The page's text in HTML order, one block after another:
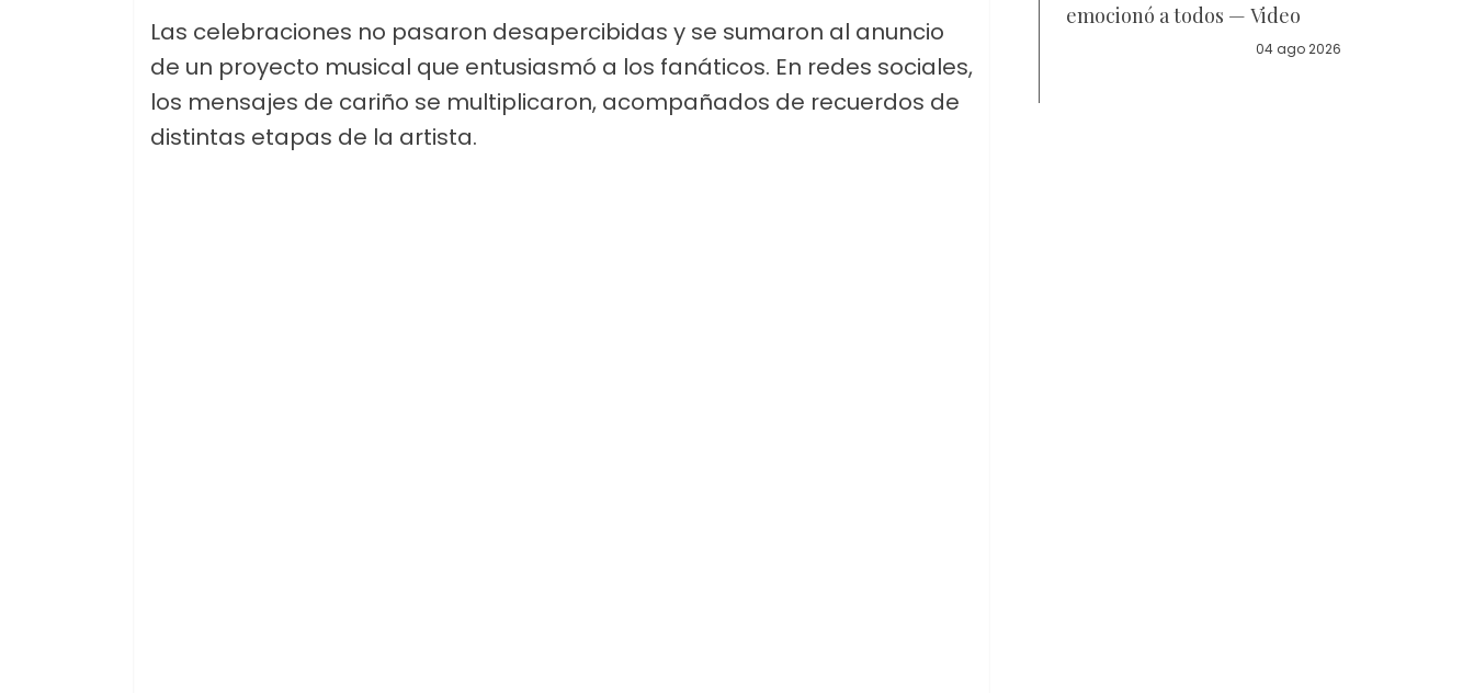
Las celebraciones no pasaron desapercibidas y se sumaron al anuncio
de un proyecto musical que entusiasmó a los fanáticos. En redes sociales,
los mensajes de cariño se multiplicaron, acompañados de recuerdos de
distintas etapas de la artista.
emocionó a todos — Video
04 ago 2026